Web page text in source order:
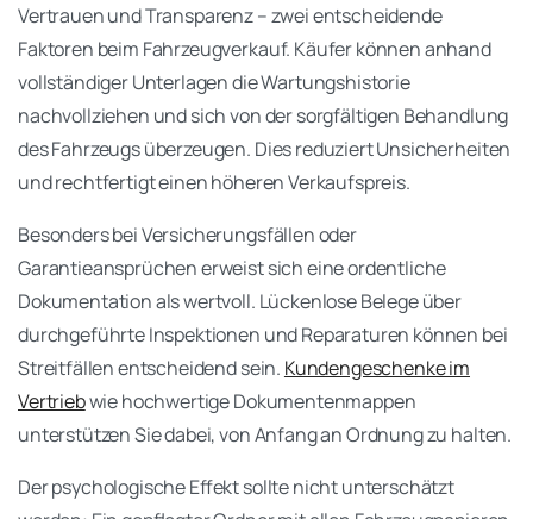
Vertrauen und Transparenz – zwei entscheidende
Faktoren beim Fahrzeugverkauf. Käufer können anhand
vollständiger Unterlagen die Wartungshistorie
nachvollziehen und sich von der sorgfältigen Behandlung
des Fahrzeugs überzeugen. Dies reduziert Unsicherheiten
und rechtfertigt einen höheren Verkaufspreis.
Besonders bei Versicherungsfällen oder
Garantieansprüchen erweist sich eine ordentliche
Dokumentation als wertvoll. Lückenlose Belege über
durchgeführte Inspektionen und Reparaturen können bei
Streitfällen entscheidend sein. Kundengeschenke im
Vertriebwie hochwertige Dokumentenmappen
unterstützen Sie dabei, von Anfang an Ordnung zu halten.
Der psychologische Effekt sollte nicht unterschätzt